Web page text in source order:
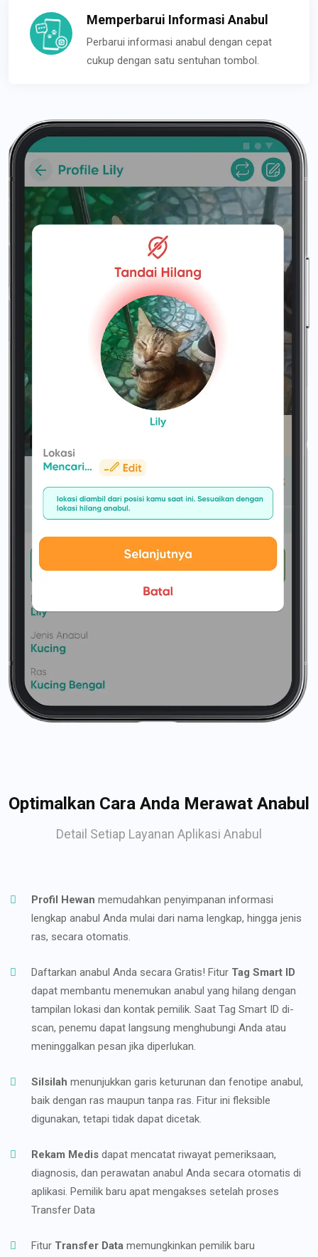
Memperbarui Informasi Anabul
Perbarui informasi anabul dengan cepat
cukup dengan satu sentuhan tombol.
Optimalkan Cara Anda Merawat Anabul
Detail Setiap Layanan Aplikasi Anabul
Profil Hewan memudahkan penyimpanan informasi
lengkap anabul Anda mulai dari nama lengkap, hingga jenis
ras, secara otomatis.
Daftarkan anabul Anda secara Gratis! Fitur Tag Smart ID
dapat membantu menemukan anabul yang hilang dengan
tampilan lokasi dan kontak pemilik. Saat Tag Smart ID di-
scan, penemu dapat langsung menghubungi Anda atau
meninggalkan pesan jika diperlukan.
Silsilah menunjukkan garis keturunan dan fenotipe anabul,
baik dengan ras maupun tanpa ras. Fitur ini fleksible
digunakan, tetapi tidak dapat dicetak.
Rekam Medis dapat mencatat riwayat pemeriksaan,
diagnosis, dan perawatan anabul Anda secara otomatis di
aplikasi. Pemilik baru apat mengakses setelah proses
Transfer Data
Fitur Transfer Data memungkinkan pemilik baru